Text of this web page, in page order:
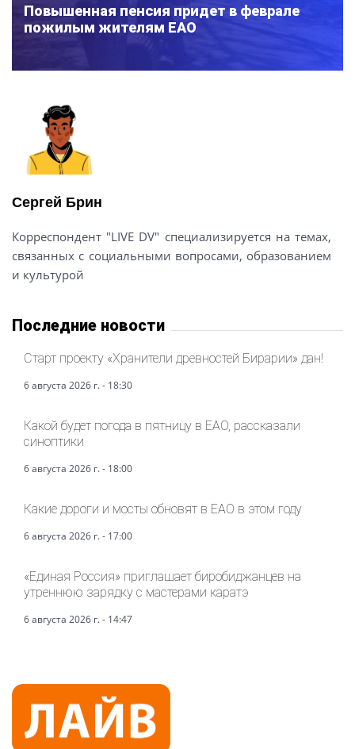
Повышенная пенсия придет в феврале
пожилым жителям ЕАО
Сергей Брин
Корреспондент "LIVE DV" специализируется на темах,
связанных с социальными вопросами, образованием
и культурой
Последние новости
Старт проекту «Хранители древностей Бирарии» дан!
6 августа 2026 г. - 18:30
Какой будет погода в пятницу в ЕАО, рассказали
синоптики
6 августа 2026 г. - 18:00
Какие дороги и мосты обновят в ЕАО в этом году
6 августа 2026 г. - 17:00
«Единая Россия» приглашает биробиджанцев на
утреннюю зарядку с мастерами каратэ
6 августа 2026 г. - 14:47